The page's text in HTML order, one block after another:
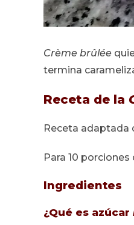
Crème brûlée
termina
Receta de la
Receta adaptada
Para 10
Ingredientes
¿Qué es azúcar